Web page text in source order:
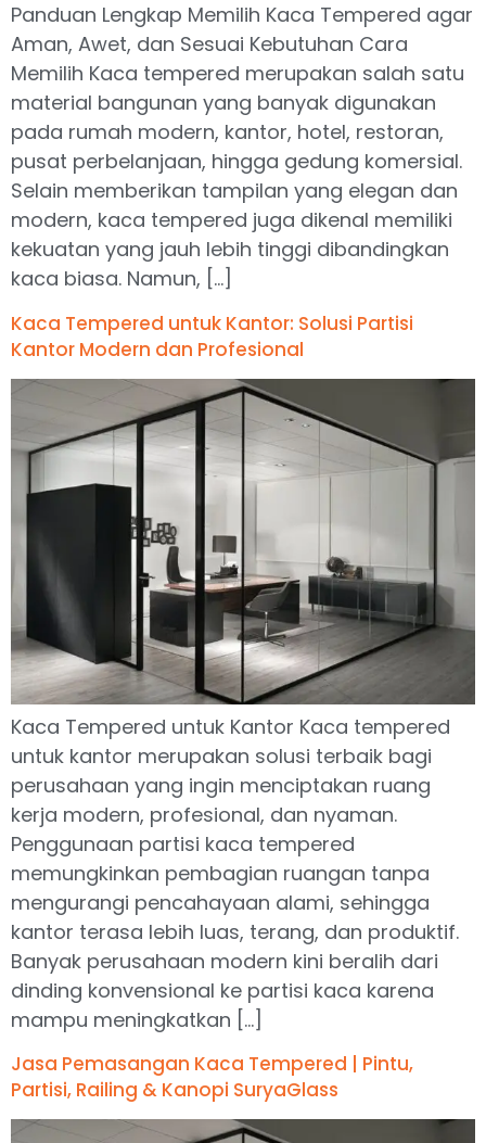
Panduan Lengkap Memilih Kaca Tempered agar
Aman, Awet, dan Sesuai Kebutuhan Cara
Memilih Kaca tempered merupakan salah satu
material bangunan yang banyak digunakan
pada rumah modern, kantor, hotel, restoran,
pusat perbelanjaan, hingga gedung komersial.
Selain memberikan tampilan yang elegan dan
modern, kaca tempered juga dikenal memiliki
kekuatan yang jauh lebih tinggi dibandingkan
kaca biasa. Namun, […]
Kaca Tempered untuk Kantor: Solusi Partisi
Kantor Modern dan Profesional
Kaca Tempered untuk Kantor Kaca tempered
untuk kantor merupakan solusi terbaik bagi
perusahaan yang ingin menciptakan ruang
kerja modern, profesional, dan nyaman.
Penggunaan partisi kaca tempered
memungkinkan pembagian ruangan tanpa
mengurangi pencahayaan alami, sehingga
kantor terasa lebih luas, terang, dan produktif.
Banyak perusahaan modern kini beralih dari
dinding konvensional ke partisi kaca karena
mampu meningkatkan […]
Jasa Pemasangan Kaca Tempered | Pintu,
Partisi, Railing & Kanopi SuryaGlass